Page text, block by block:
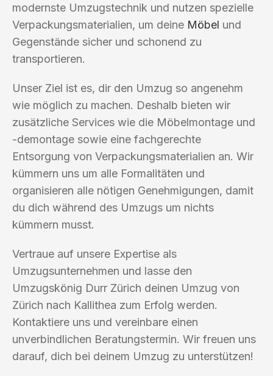
modernste Umzugstechnik und nutzen spezielle
Verpackungsmaterialien, um deine Möbel und
Gegenstände sicher und schonend zu
transportieren.
Unser Ziel ist es, dir den Umzug so angenehm
wie möglich zu machen. Deshalb bieten wir
zusätzliche Services wie die Möbelmontage und
-demontage sowie eine fachgerechte
Entsorgung von Verpackungsmaterialien an. Wir
kümmern uns um alle Formalitäten und
organisieren alle nötigen Genehmigungen, damit
du dich während des Umzugs um nichts
kümmern musst.
Vertraue auf unsere Expertise als
Umzugsunternehmen und lasse den
Umzugskönig Durr Zürich deinen Umzug von
Zürich nach Kallithea zum Erfolg werden.
Kontaktiere uns und vereinbare einen
unverbindlichen Beratungstermin. Wir freuen uns
darauf, dich bei deinem Umzug zu unterstützen!